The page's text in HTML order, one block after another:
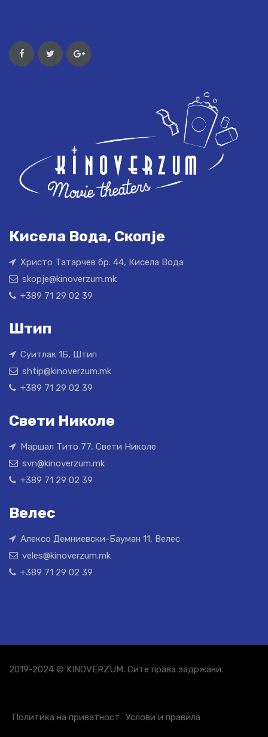
Кисела Вода, Скопје
Христо Татарчев бр. 44, Кисела Вода
skopje@kinoverzum.mk
+389 71 29 02 39
Штип
Суитлак 1Б, Штип
shtip@kinoverzum.mk
+389 71 29 02 39
Свети Николе
Маршал Тито 77, Свети Николе
svn@kinoverzum.mk
+389 71 29 02 39
Велес
Алексо Демниевски-Бауман 11, Велес
veles@kinoverzum.mk
+389 71 29 02 39
2019-2024 © KINOVERZUM. Сите права задржани.
Политика на приватност Услови и правила